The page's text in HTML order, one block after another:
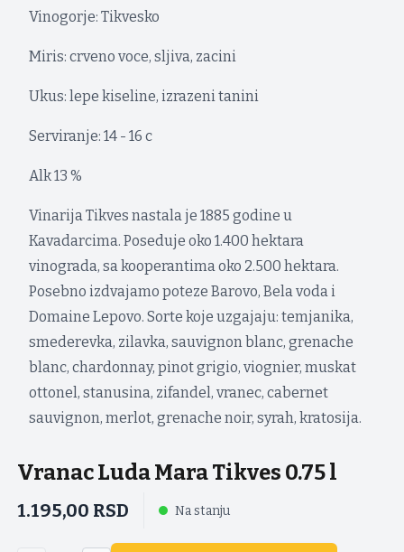
Vinogorje: Tikvesko
Miris: crveno voce, sljiva, zacini
Ukus: lepe kiseline, izrazeni tanini
Serviranje: 14 - 16 c
Alk 13 %
Vinarija Tikves nastala je 1885 godine u
Kavadarcima. Poseduje oko 1.400 hektara
vinograda, sa kooperantima oko 2.500 hektara.
Posebno izdvajamo poteze Barovo, Bela voda i
Domaine Lepovo. Sorte koje uzgajaju: temjanika,
smederevka, zilavka, sauvignon blanc, grenache
blanc, chardonnay, pinot grigio, viognier, muskat
ottonel, stanusina, zifandel, vranec, cabernet
sauvignon, merlot, grenache noir, syrah, kratosija.
Vranac Luda Mara Tikves 0.75 l
1.195,00 RSD Na stanju